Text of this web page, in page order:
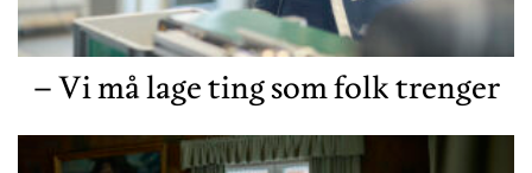
– Vi må lage ting som folk trenger